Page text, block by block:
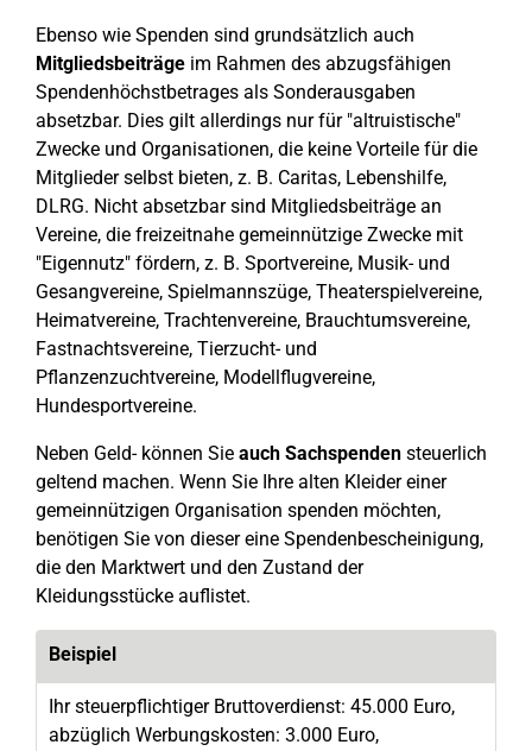
Ebenso wie Spenden sind grundsätzlich auch
Mitgliedsbeiträge im Rahmen des abzugsfähigen
Spendenhöchstbetrages als Sonderausgaben
absetzbar. Dies gilt allerdings nur für "altruistische"
Zwecke und Organisationen, die keine Vorteile für die
Mitglieder selbst bieten, z. B. Caritas, Lebenshilfe,
DLRG. Nicht absetzbar sind Mitgliedsbeiträge an
Vereine, die freizeitnahe gemeinnützige Zwecke mit
"Eigennutz" fördern, z. B. Sportvereine, Musik- und
Gesangvereine, Spielmannszüge, Theaterspielvereine,
Heimatvereine, Trachtenvereine, Brauchtumsvereine,
Fastnachtsvereine, Tierzucht- und
Pflanzenzuchtvereine, Modellflugvereine,
Hundesportvereine.
Neben Geld- können Sie auch Sachspenden steuerlich
geltend machen. Wenn Sie Ihre alten Kleider einer
gemeinnützigen Organisation spenden möchten,
benötigen Sie von dieser eine Spendenbescheinigung,
die den Marktwert und den Zustand der
Kleidungsstücke auflistet.
Beispiel
Ihr steuerpflichtiger Bruttoverdienst: 45.000 Euro,
abzüglich Werbungskosten: 3.000 Euro,